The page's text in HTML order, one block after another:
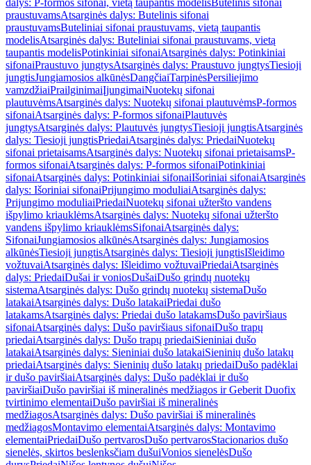
dalys: P-formos sifonai, vietą taupantis modelisButelinis sifonai
praustuvamsAtsarginės dalys: Butelinis sifonai
praustuvamsButeliniai sifonai praustuvams, vietą taupantis
modelisAtsarginės dalys: Buteliniai sifonai praustuvams, vietą
taupantis modelisPotinkiniai sifonaiAtsarginės dalys: Potinkiniai
sifonaiPraustuvo jungtysAtsarginės dalys: Praustuvo jungtysTiesioji
jungtisJungiamosios alkūnėsDangčiaiTarpinėsPersiliejimo
vamzdžiaiPrailginimaiĮjungimaiNuotekų sifonai
plautuvėmsAtsarginės dalys: Nuotekų sifonai plautuvėmsP-formos
sifonaiAtsarginės dalys: P-formos sifonaiPlautuvės
jungtysAtsarginės dalys: Plautuvės jungtysTiesioji jungtisAtsarginės
dalys: Tiesioji jungtisPriedaiAtsarginės dalys: PriedaiNuotekų
sifonai prietaisamsAtsarginės dalys: Nuotekų sifonai prietaisamsP-
formos sifonaiAtsarginės dalys: P-formos sifonaiPotinkiniai
sifonaiAtsarginės dalys: Potinkiniai sifonaiIšoriniai sifonaiAtsarginės
dalys: Išoriniai sifonaiPrijungimo moduliaiAtsarginės dalys:
Prijungimo moduliaiPriedaiNuotekų sifonai užteršto vandens
išpylimo kriauklėmsAtsarginės dalys: Nuotekų sifonai užteršto
vandens išpylimo kriauklėmsSifonaiAtsarginės dalys:
SifonaiJungiamosios alkūnėsAtsarginės dalys: Jungiamosios
alkūnėsTiesioji jungtisAtsarginės dalys: Tiesioji jungtisIšleidimo
vožtuvaiAtsarginės dalys: Išleidimo vožtuvaiPriedaiAtsarginės
dalys: PriedaiDušai ir voniosDušaiDušo grindų nuotekų
sistemaAtsarginės dalys: Dušo grindų nuotekų sistemaDušo
latakaiAtsarginės dalys: Dušo latakaiPriedai dušo
latakamsAtsarginės dalys: Priedai dušo latakamsDušo paviršiaus
sifonaiAtsarginės dalys: Dušo paviršiaus sifonaiDušo trapų
priedaiAtsarginės dalys: Dušo trapų priedaiSieniniai dušo
latakaiAtsarginės dalys: Sieniniai dušo latakaiSieninių dušo latakų
priedaiAtsarginės dalys: Sieninių dušo latakų priedaiDušo padėklai
ir dušo paviršiaiAtsarginės dalys: Dušo padėklai ir dušo
paviršiaiDušo paviršiai iš mineralinės medžiagos ir Geberit Duofix
tvirtinimo elementaiDušo paviršiai iš mineralinės
medžiagosAtsarginės dalys: Dušo paviršiai iš mineralinės
medžiagosMontavimo elementaiAtsarginės dalys: Montavimo
elementaiPriedaiDušo pertvarosDušo pertvarosStacionarios dušo
sienelės, skirtos beslenksčiam dušuiVonios sienelėsDušo